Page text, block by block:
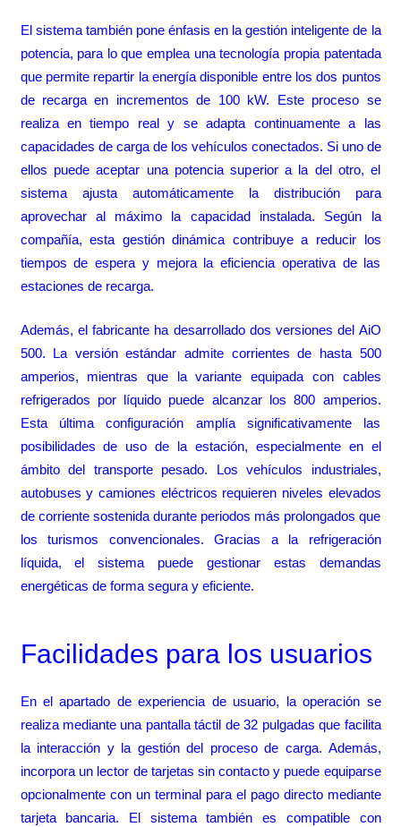
El sistema también pone énfasis en la gestión inteligente de la
potencia, para lo que emplea una tecnología propia patentada
que permite repartir la energía disponible entre los dos puntos
de recarga en incrementos de 100 kW. Este proceso se
realiza en tiempo real y se adapta continuamente a las
capacidades de carga de los vehículos conectados. Si uno de
ellos puede aceptar una potencia superior a la del otro, el
sistema ajusta automáticamente la distribución para
aprovechar al máximo la capacidad instalada. Según la
compañía, esta gestión dinámica contribuye a reducir los
tiempos de espera y mejora la eficiencia operativa de las
estaciones de recarga.
Además, el fabricante ha desarrollado dos versiones del AiO
500. La versión estándar admite corrientes de hasta 500
amperios, mientras que la variante equipada con cables
refrigerados por líquido puede alcanzar los 800 amperios.
Esta última configuración amplía significativamente las
posibilidades de uso de la estación, especialmente en el
ámbito del transporte pesado. Los vehículos industriales,
autobuses y camiones eléctricos requieren niveles elevados
de corriente sostenida durante periodos más prolongados que
los turismos convencionales. Gracias a la refrigeración
líquida, el sistema puede gestionar estas demandas
energéticas de forma segura y eficiente.
Facilidades para los usuarios
En el apartado de experiencia de usuario, la operación se
realiza mediante una pantalla táctil de 32 pulgadas que facilita
la interacción y la gestión del proceso de carga. Además,
incorpora un lector de tarjetas sin contacto y puede equiparse
opcionalmente con un terminal para el pago directo mediante
tarjeta bancaria. El sistema también es compatible con